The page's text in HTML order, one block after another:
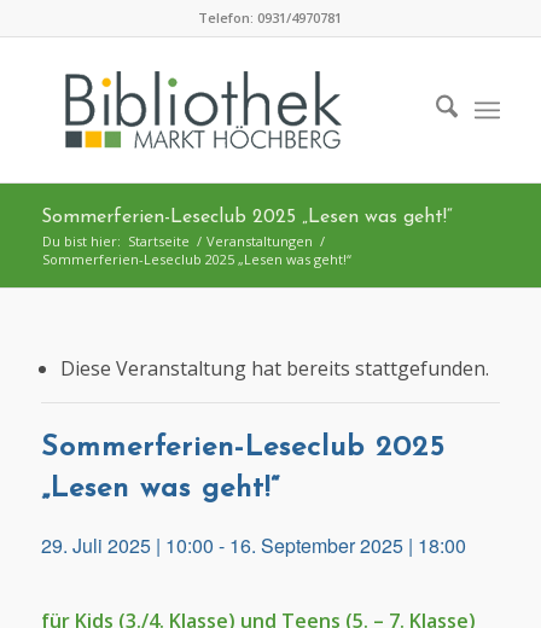
Inhalt
springen
Telefon: 0931/4970781
Sommerferien-Leseclub 2025 „Lesen was geht!“
Du bist hier: Startseite / Veranstaltungen /
Sommerferien-Leseclub 2025 „Lesen was geht!“
Diese Veranstaltung hat bereits stattgefunden.
Sommerferien-Leseclub 2025
„Lesen was geht!“
29. Juli 2025 | 10:00 - 16. September 2025 | 18:00
für Kids (3./4. Klasse) und Teens (5. – 7. Klasse)